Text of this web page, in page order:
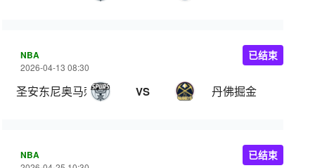
NBA
2026-04-13 08:30
圣安东尼奥马刺 VS 丹佛掘金
已结束
NBA 已结束